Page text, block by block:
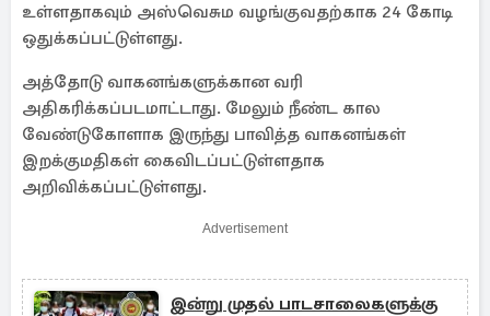
உள்ளதாகவும் அஸ்வெசும வழங்குவதற்காக 24 கோடி
ஒதுக்கப்பட்டுள்ளது.
அத்தோடு வாகனங்களுக்கான வரி
அதிகரிக்கப்படமாட்டாது. மேலும் நீண்ட கால
வேண்டுகோளாக இருந்து பாவித்த வாகனங்கள்
இறக்குமதிகள் கைவிடப்பட்டுள்ளதாக
அறிவிக்கப்பட்டுள்ளது.
Advertisement
இன்று முதல் பாடசாலைகளுக்கு